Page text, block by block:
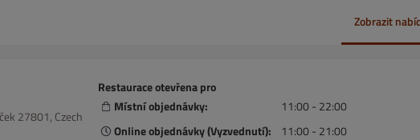
Zobrazit
27801, Czech
Restaurace otevřena pro
Místní objednávky:
11:00 - 22:00
Online objednávky (Vyzvednutí):
11:00 - 21:00